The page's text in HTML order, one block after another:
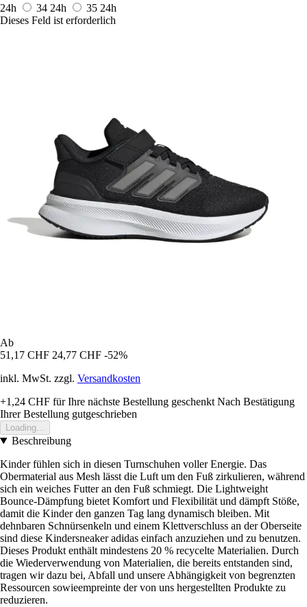
24h
34 24h 35 24h
Dieses Feld ist erforderlich
Ab
51,17 CHF 24,77 CHF -52%
inkl. MwSt. zzgl. Versandkosten
+1,24 CHF für Ihre nächste Bestellung geschenkt Nach Bestätigung
Ihrer Bestellung gutgeschrieben
Loading...
Beschreibung
Kinder fühlen sich in diesen Turnschuhen voller Energie. Das
Obermaterial aus Mesh lässt die Luft um den Fuß zirkulieren, während
sich ein weiches Futter an den Fuß schmiegt. Die Lightweight
Bounce-Dämpfung bietet Komfort und Flexibilität und dämpft Stöße,
damit die Kinder den ganzen Tag lang dynamisch bleiben. Mit
dehnbaren Schnürsenkeln und einem Klettverschluss an der Oberseite
sind diese Kindersneaker adidas einfach anzuziehen und zu benutzen.
Dieses Produkt enthält mindestens 20 % recycelte Materialien. Durch
die Wiederverwendung von Materialien, die bereits entstanden sind,
tragen wir dazu bei, Abfall und unsere Abhängigkeit von begrenzten
Ressourcen sowieempreinte der von uns hergestellten Produkte zu
reduzieren.